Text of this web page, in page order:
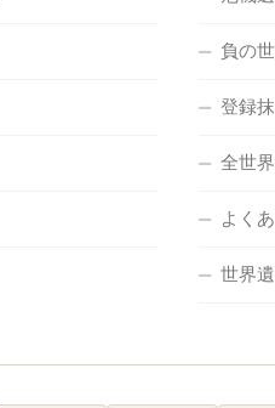
負の
登録
全世
よく
世界